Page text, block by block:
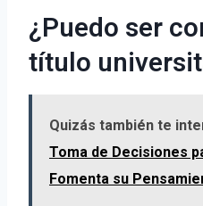
¿Puedo ser
título
Quizás también te
Toma de Decisiones
Fomenta su